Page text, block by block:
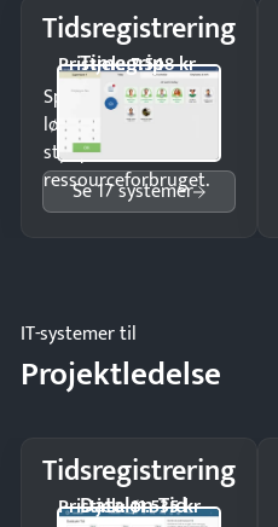
Tidsregistrering
Timegrip
Pristjek: 7.548 kr
Spar tid på
lønberegning og få
styr på
ressourceforbruget.
Se 17 systemer
IT-systemer til
Projektledelse
Tidsregistrering
Dataløn Tid
Pristjek: 11.535 kr